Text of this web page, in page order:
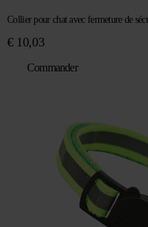
Collier pour chat avec fermeture de
€10,03
Commander